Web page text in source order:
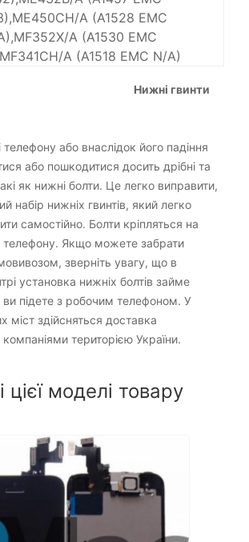
A (A1528 EMC
A (A1530 EMC
A (A1518 EMC N/A)
гвинти
або внаслідок його падіння
або пошкодитися досить дрібні та
як нижні болти. Це легко виправити,
набір нижніх гвинтів, який легко
самостійно. Болти кріпляться на
Якщо можете забрати
зверніть увагу, що в
установка нижніх болтів займе
ви підете з робочим телефоном. У
міст здійсняться доставка
територією України.
цієї моделі товару